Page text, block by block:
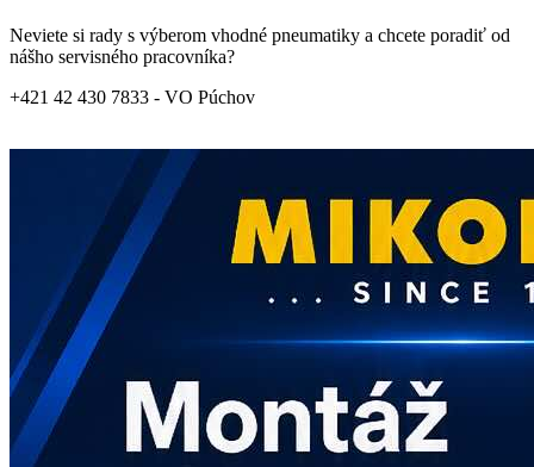
Neviete si rady s výberom vhodné pneumatiky a chcete poradiť od
nášho servisného pracovníka?
+421 42 430 7833 - VO Púchov